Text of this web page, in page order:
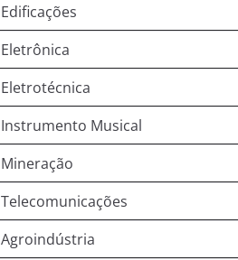
Edificações
Eletrônica
Eletrotécnica
Instrumento Musical
Mineração
Telecomunicações
Agroindústria